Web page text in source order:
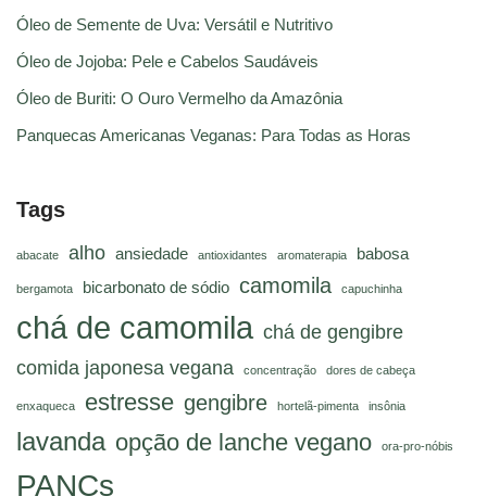
Óleo de Semente de Uva: Versátil e Nutritivo
Óleo de Jojoba: Pele e Cabelos Saudáveis
Óleo de Buriti: O Ouro Vermelho da Amazônia
Panquecas Americanas Veganas: Para Todas as Horas
Tags
abacate alho ansiedade antioxidantes aromaterapia babosa
bergamota bicarbonato de sódio camomila capuchinha
chá de camomila chá de gengibre
comida japonesa vegana
concentração dores de cabeça
enxaqueca estresse gengibre hortelã-pimenta insônia
lavanda opção de lanche vegano ora-pro-nóbis
PANCs